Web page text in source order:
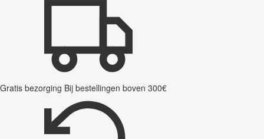
Gratis bezorging Bij bestellingen boven 300€